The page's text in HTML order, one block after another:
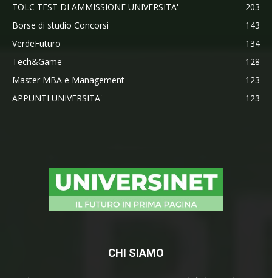
TOLC TEST DI AMMISSIONE UNIVERSITA'
203
Borse di studio Concorsi
143
VerdeFuturo
134
Tech&Game
128
Master MBA e Management
123
APPUNTI UNIVERSITA'
123
CHI SIAMO